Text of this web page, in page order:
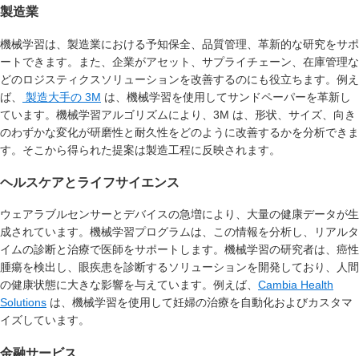
製造業
機械学習は、製造業における予知保全、品質管理、革新的な研究をサポ
ートできます。また、企業がアセット、サプライチェーン、在庫管理な
どのロジスティクスソリューションを改善するのにも役立ちます。例え
ば、
製造大手の 3M は、機械学習を使用してサンドペーパーを革新し
ています。機械学習アルゴリズムにより、3M は、形状、サイズ、向き
のわずかな変化が研磨性と耐久性をどのように改善するかを分析できま
す。そこから得られた提案は製造工程に反映されます。
ヘルスケアとライフサイエンス
ウェアラブルセンサーとデバイスの急増により、大量の健康データが生
成されています。機械学習プログラムは、この情報を分析し、リアルタ
イムの診断と治療で医師をサポートします。機械学習の研究者は、癌性
腫瘍を検出し、眼疾患を診断するソリューションを開発しており、人間
の健康状態に大きな影響を与えています。例えば、 Cambia Health
Solutions は、機械学習を使用して妊婦の治療を自動化およびカスタマ
イズしています。
金融サービス